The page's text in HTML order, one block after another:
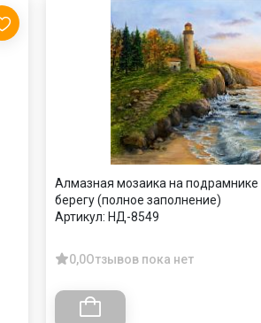
Алмазная мозаика на
берегу (полное заполнение)
Артикул: НД-8549
0,0Отзывов пока нет